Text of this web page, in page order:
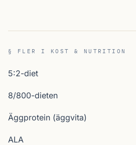
§ FLER I KOST & NUTRITION
5:2-diet
8/800-dieten
Äggprotein (äggvita)
ALA